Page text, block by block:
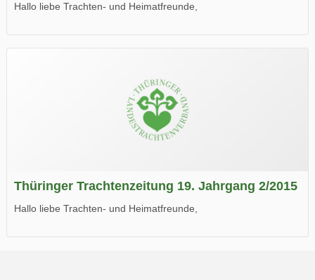
Hallo liebe Trachten- und Heimatfreunde,
Wir wünschen Euch viel Spaß beim Lesen.
Thüringer Trachtenzeitung 19. Jahrgang 2/2015
Hallo liebe Trachten- und Heimatfreunde,